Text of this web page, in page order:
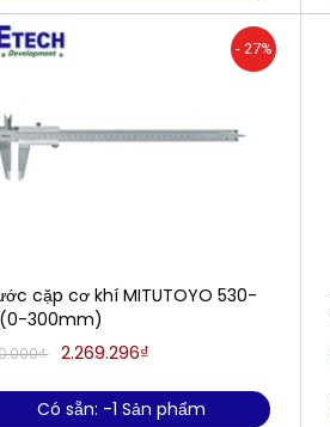
- 27%
cặp cơ khí MITUTOYO 530-
(0-300mm)
2.269.296₫
Có sẵn: -1 Sản phẩm